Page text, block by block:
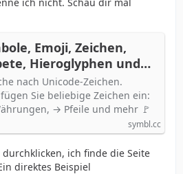
Emoji, Zeichen,
Hieroglyphen und
nach Unicode-Zeichen.
Sie beliebige Zeichen ein:
→ Pfeile und mehr 🚩
symbl.cc
ich finde die Seite
direktes Beispiel